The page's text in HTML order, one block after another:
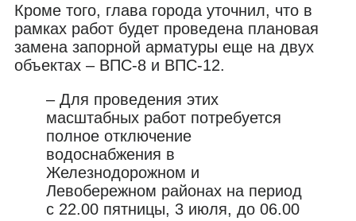
Кроме того, глава города уточнил, что в
рамках работ будет проведена плановая
замена запорной арматуры еще на двух
объектах – ВПС-8 и ВПС-12.
– Для проведения этих
масштабных работ потребуется
полное отключение
водоснабжения в
Железнодорожном и
Левобережном районах на период
с 22.00 пятницы, 3 июля, до 06.00